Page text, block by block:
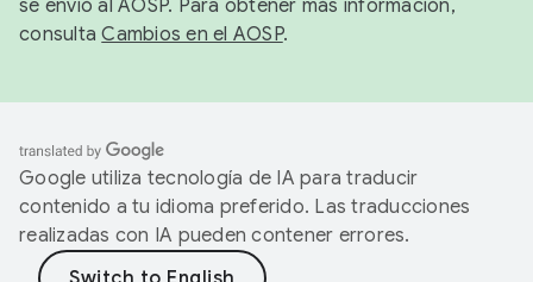
se envió al AOSP. Para obtener más información,
consultaCambios en el AOSP.
Google utiliza tecnología de IA para traducir
contenido a tu idioma preferido. Las traducciones
realizadas con IA pueden contener errores.